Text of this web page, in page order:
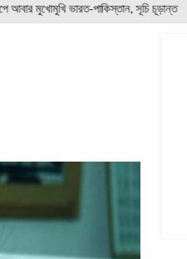
ভারত-পাকিস্তান, সূচি চূড়ান্ত * * * *